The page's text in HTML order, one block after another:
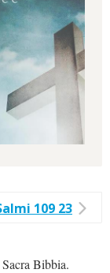
109 23
Bibbia.